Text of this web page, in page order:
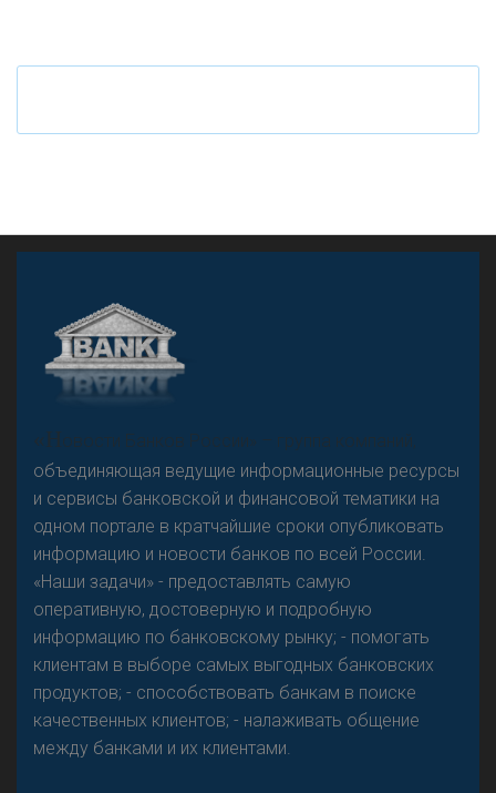
Резкого разворота на рынке автокредитов не
предвидится - «Интервью»
Что будет с наличными деньгами при цифровом
«Н
овости Банков России» – группа компаний,
объединяющая ведущие информационные ресурсы
и сервисы банковской и финансовой тематики на
одном портале в кратчайшие сроки опубликовать
информацию и новости банков по всей России.
«Наши задачи» - предоставлять самую
оперативную, достоверную и подробную
информацию по банковскому рынку; - помогать
клиентам в выборе самых выгодных банковских
продуктов; - способствовать банкам в поиске
качественных клиентов; - налаживать общение
между банками и их клиентами.